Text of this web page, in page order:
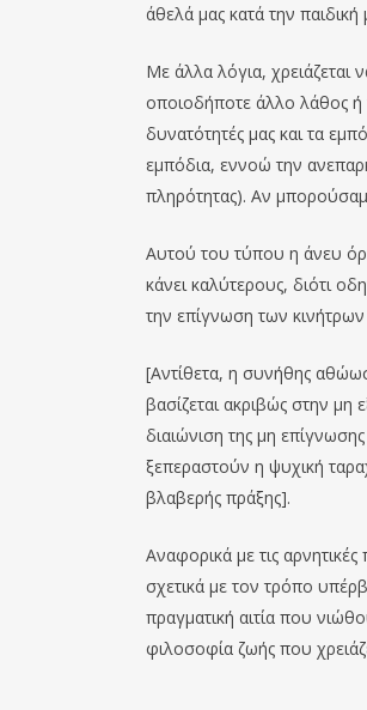
άθελά μας κατά την παιδική
Με άλλα λόγια, χρειάζεται
οποιοδήποτε άλλο λάθος
δυνατότητές μας και τα
εμπόδια, εννοώ την
πληρότητας). Αν
Αυτού του τύπου η άνευ
κάνει καλύτερους, διότι
την επίγνωση των
[Αντίθετα, η συνήθης
βασίζεται ακριβώς στην μη
διαιώνιση της μη
ξεπεραστούν η ψυχική
βλαβερής πράξης].
Αναφορικά με τις
σχετικά με τον τρόπο
πραγματική αιτία που
φιλοσοφία ζωής που